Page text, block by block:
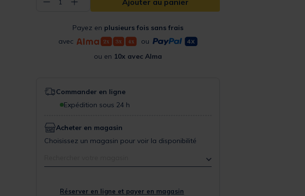
− 1 + Ajouter au panier
Payez en plusieurs fois sans frais
avec
ou
ou en 10x avec Alma
Commander en ligne
Expédition sous 24 h
Acheter en magasin
Choisissez un magasin pour voir la disponibilité
Réserver en ligne et payer en magasin